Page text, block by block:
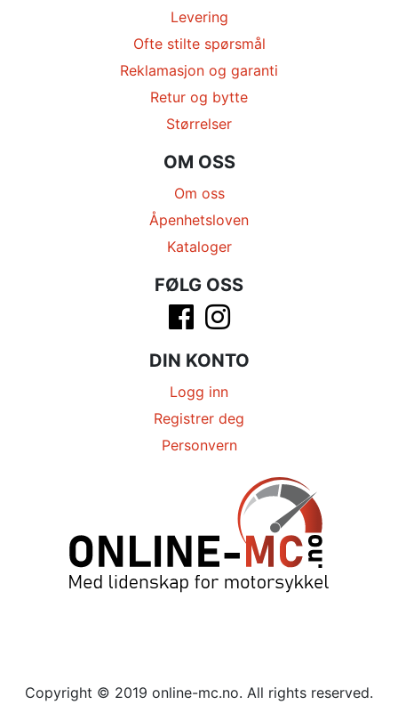
Levering
Ofte stilte spørsmål
Reklamasjon og garanti
Retur og bytte
Størrelser
OM OSS
Om oss
Åpenhetsloven
Kataloger
FØLG OSS
DIN KONTO
Logg inn
Registrer deg
Personvern
Copyright © 2019 online-mc.no. All rights reserved.